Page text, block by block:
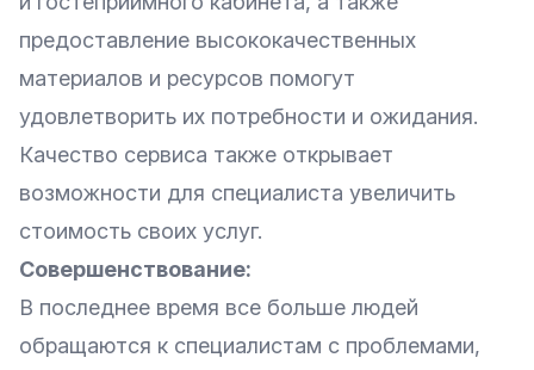
предоставление высококачественных
материалов и ресурсов помогут
удовлетворить их потребности и ожидания.
Качество сервиса также открывает
возможности для специалиста увеличить
стоимость своих услуг.
Совершенствование:
В последнее время все больше людей
обращаются к специалистам с проблемами,